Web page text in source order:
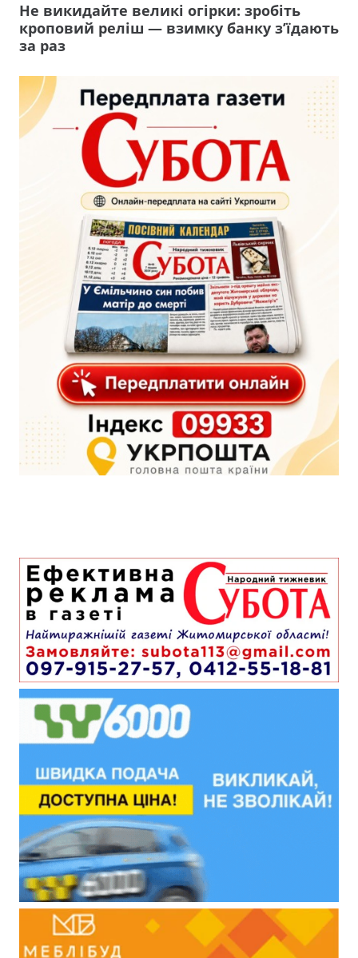
Не викидайте великі огірки: зробіть
кроповий реліш — взимку банку з’їдають
за раз